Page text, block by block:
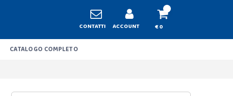
CONTATTI ACCOUNT € 0
CATALOGO COMPLETO